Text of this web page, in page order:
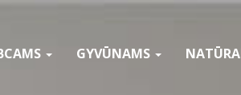
GYVŪNAMS